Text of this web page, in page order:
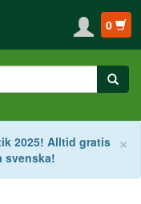
0
×
2025! Alltid gratis
svenska!